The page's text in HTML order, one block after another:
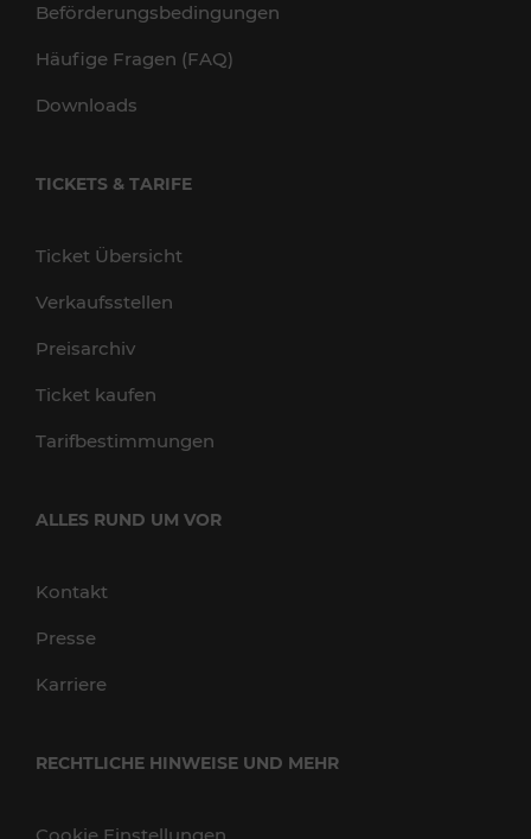
Beförderungsbedingungen
Häufige Fragen (FAQ)
Downloads
TICKETS & TARIFE
Ticket Übersicht
Verkaufsstellen
Preisarchiv
Ticket kaufen
Tarifbestimmungen
ALLES RUND UM VOR
Kontakt
Presse
Karriere
RECHTLICHE HINWEISE UND MEHR